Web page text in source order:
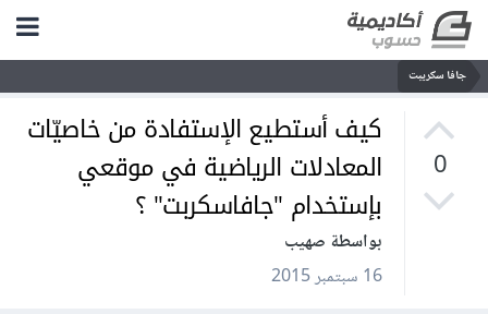
جافا سكريبت
0
كيف أستطيع الإستفادة من خاصيّات
المعادلات الرياضية في موقعي
بإستخدام "جافاسكربت" ؟
بواسطة صهيب
16 سبتمبر 2015